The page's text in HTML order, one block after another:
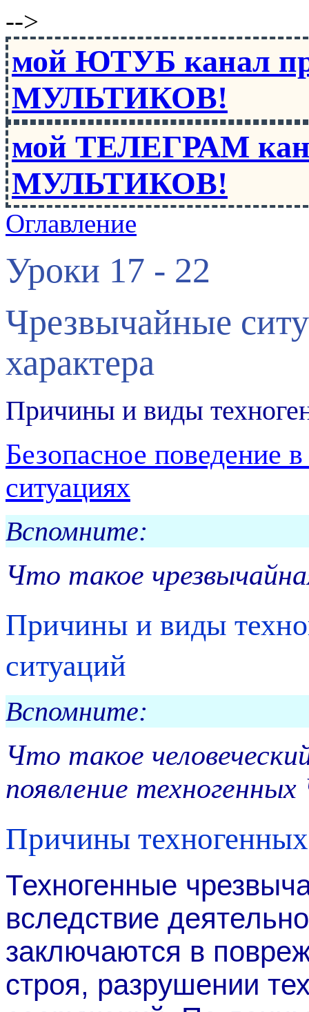
-->
мой ЮТУБ канал
МУЛЬТИКОВ!
мой ТЕЛЕГРАМ
МУЛЬТИКОВ!
Оглавление
Уроки 17 - 22
Чрезвычайные
характера
Причины и виды
Безопасное поведение
ситуациях
Вспомните:
Что такое
Причины и виды
ситуаций
Вспомните:
Что такое
появление
Причины
Техногенные
вследствие
заключаются в
строя, разрушении